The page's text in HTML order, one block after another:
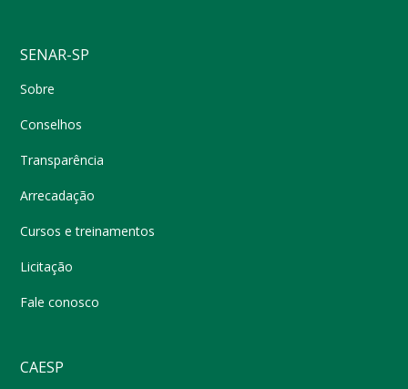
SENAR-SP
Sobre
Conselhos
Transparência
Arrecadação
Cursos e treinamentos
Licitação
Fale conosco
CAESP